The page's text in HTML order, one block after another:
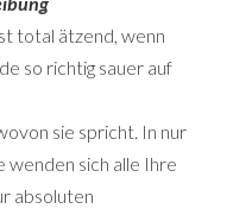
total ätzend, wenn
so richtig sauer auf
sie spricht. In nur
wenden sich alle Ihre
absoluten